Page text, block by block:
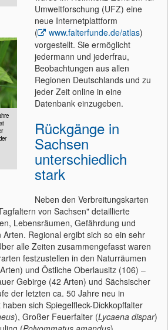
Umweltforschung (UFZ) eine
neue Internetplattform
(
www.falterfunde.de/atlas)
vorgestellt. Sie ermöglicht
jedermann und jederfrau,
Beobachtungen aus allen
Regionen Deutschlands und zu
jeder Zeit online in eine
Datenbank einzugeben.
Rückgänge in
Sachsen
unterschiedlich
stark
Neben den Verbreitungskarten
von Sachsen" detaillierte
Lebensräumen, Gefährdung und
Regional ergibt sich so ein sehr
alle Zeiten zusammengefasst waren
festzustellen in den Naturräumen
und Östliche Oberlausitz (106) –
Gebirge (42 Arten) und Sächsischer
der letzten ca. 50 Jahre neu in
sich Spiegelfleck-Dickkopffalter
), Großer Feuerfalter (Lycaena dispar)